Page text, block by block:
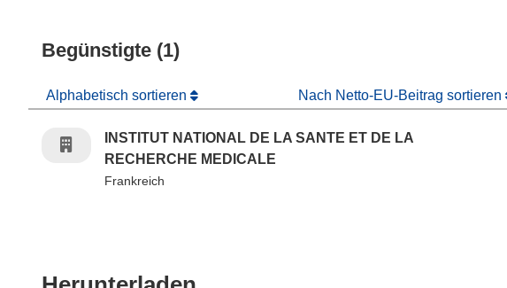
Begünstigte (1)
Alphabetisch sortieren Nach Netto-EU-Beitrag sortieren
INSTITUT NATIONAL DE LA SANTE ET DE LA
RECHERCHE MEDICALE
Frankreich